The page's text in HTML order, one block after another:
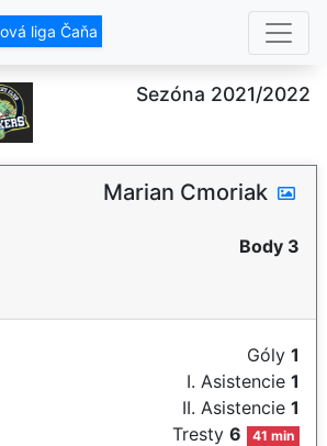
liga Čaňa
Sezóna 2021/2022
Marian Cmoriak
Body 3
Góly 1
I. Asistencie 1
II. Asistencie 1
Tresty6 41 min